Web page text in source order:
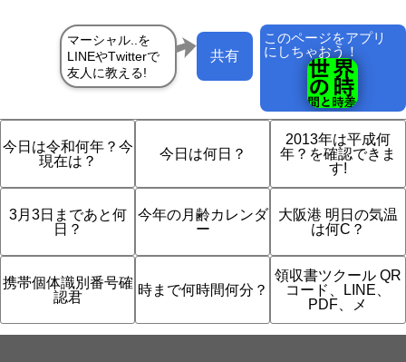
このページをアプリ
にしちゃおう！
共有
今日は令和何年？今
現在は？
今日は何日？
2013年は平成何
年？を確認できま
す!
3月3日まであと何
日？
今年の月齢カレンダ
ー
大阪港 明日の気温
は何C？
携帯個体識別番号確
認君
時まで何時間何分？
領収書ツクール QR
コード、LINE、
PDF、メ